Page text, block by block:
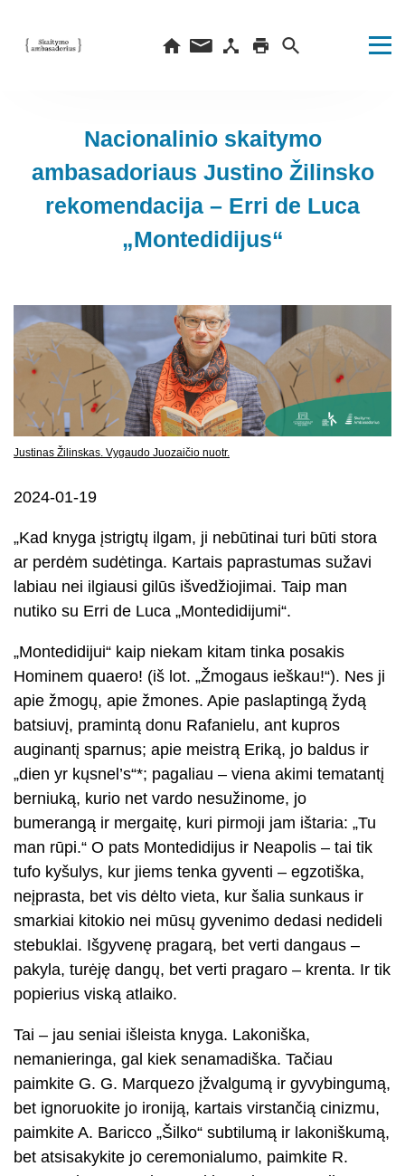
Nacionalinio skaitymo
ambasadoriaus Justino Žilinsko
rekomendacija – Erri de Luca
„Montedidijus“
Justinas Žilinskas. Vygaudo Juozaičio nuotr.
2024-01-19
„Kad knyga įstrigtų ilgam, ji nebūtinai turi būti stora
ar perdėm sudėtinga. Kartais paprastumas sužavi
labiau nei ilgiausi gilūs išvedžiojimai. Taip man
nutiko su Erri de Luca „Montedidijumi“.
„Montedidijui“ kaip niekam kitam tinka posakis
Hominem quaero! (iš lot. „Žmogaus ieškau!“). Nes ji
apie žmogų, apie žmones. Apie paslaptingą žydą
batsiuvį, pramintą donu Rafanielu, ant kupros
auginantį sparnus; apie meistrą Eriką, jo baldus ir
„dien yr kųsnel’s“*; pagaliau – viena akimi tematantį
berniuką, kurio net vardo nesužinome, jo
bumerangą ir mergaitę, kuri pirmoji jam ištaria: „Tu
man rūpi.“ O pats Montedidijus ir Neapolis – tai tik
tufo kyšulys, kur jiems tenka gyventi – egzotiška,
neįprasta, bet vis dėlto vieta, kur šalia sunkaus ir
smarkiai kitokio nei mūsų gyvenimo dedasi nedideli
stebuklai. Išgyvenę pragarą, bet verti dangaus –
pakyla, turėję dangų, bet verti pragaro – krenta. Ir tik
popierius viską atlaiko.
Tai – jau seniai išleista knyga. Lakoniška,
nemanieringa, gal kiek senamadiška. Tačiau
paimkite G. G. Marquezo įžvalgumą ir gyvybingumą,
bet ignoruokite jo ironiją, kartais virstančią cinizmu,
paimkite A. Baricco „Šilko“ subtilumą ir lakoniškumą,
bet atsisakykite jo ceremonialumo, paimkite R.